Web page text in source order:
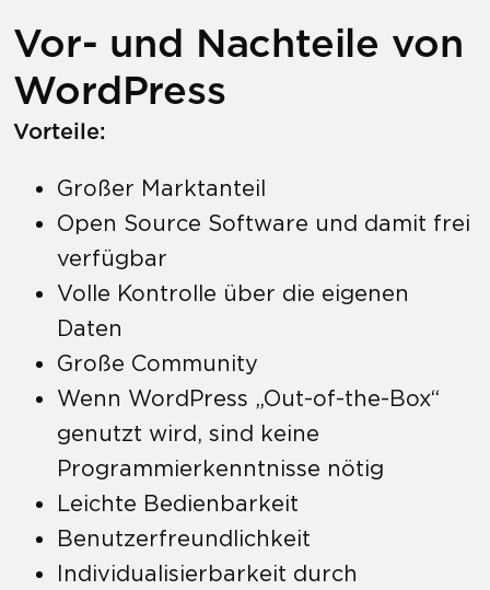
Vor- und Nachteile von
WordPress
Vorteile:
Großer Marktanteil
Open Source Software und damit frei
verfügbar
Volle Kontrolle über die eigenen
Daten
Große Community
Wenn WordPress „Out-of-the-Box“
genutzt wird, sind keine
Programmierkenntnisse nötig
Leichte Bedienbarkeit
Benutzerfreundlichkeit
Individualisierbarkeit durch